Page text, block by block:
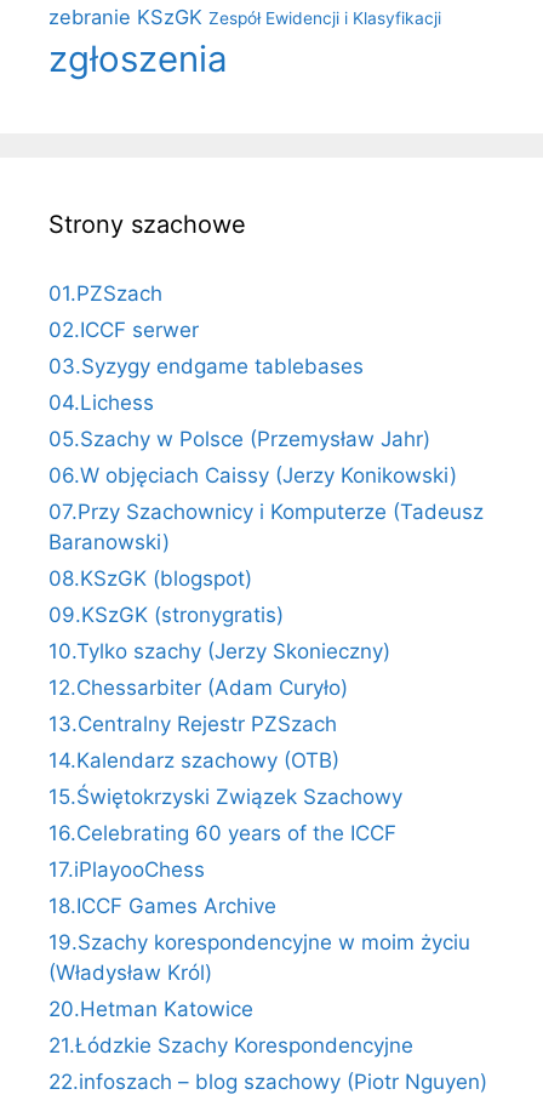
zebranie KSzGK Zespół Ewidencji i Klasyfikacji
zgłoszenia
Strony szachowe
01.PZSzach
02.ICCF serwer
03.Syzygy endgame tablebases
04.Lichess
05.Szachy w Polsce (Przemysław Jahr)
06.W objęciach Caissy (Jerzy Konikowski)
07.Przy Szachownicy i Komputerze (Tadeusz
Baranowski)
08.KSzGK (blogspot)
09.KSzGK (stronygratis)
10.Tylko szachy (Jerzy Skonieczny)
12.Chessarbiter (Adam Curyło)
13.Centralny Rejestr PZSzach
14.Kalendarz szachowy (OTB)
15.Świętokrzyski Związek Szachowy
16.Celebrating 60 years of the ICCF
17.iPlayooChess
18.ICCF Games Archive
19.Szachy korespondencyjne w moim życiu
(Władysław Król)
20.Hetman Katowice
21.Łódzkie Szachy Korespondencyjne
22.infoszach – blog szachowy (Piotr Nguyen)